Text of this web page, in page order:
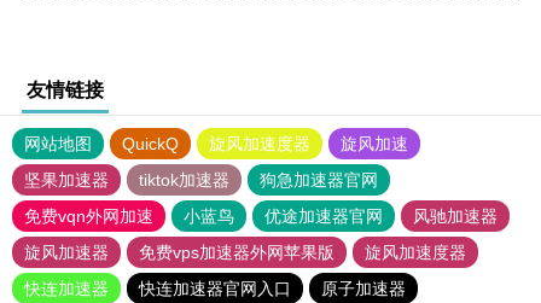
友情链接
网站地图 QuickQ 旋风加速度器
旋风加速
坚果加速器
tiktok加速器
狗急加速器官网
免费vqn外网加速
小蓝鸟 优途加速器官网
风驰加速器
旋风加速器
免费vps加速器外网苹果版
旋风加速度器
快连加速器
快连加速器官网入口
原子加速器